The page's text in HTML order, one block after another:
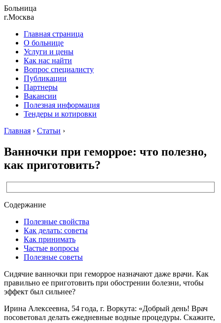
Больница
г.Москва
Главная страница
О больнице
Услуги и цены
Как нас найти
Вопрос специалисту
Публикации
Партнеры
Вакансии
Полезная информация
Тендеры и котировки
Главная › Статьи ›
Ванночки при геморрое: что полезно,
как приготовить?
Содержание
Полезные свойства
Как делать: советы
Как принимать
Частые вопросы
Полезные советы
Сидячие ванночки при геморрое назначают даже врачи. Как
правильно ее приготовить при обострении болезни, чтобы
эффект был сильнее?
Ирина Алексеевна, 54 года, г. Воркута: «Добрый день! Врач
посоветовал делать ежедневные водные процедуры. Скажите,